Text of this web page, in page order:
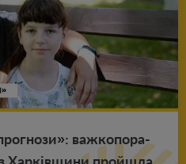
важ­ко­по­ра­
Харківщини прой­ш­ла